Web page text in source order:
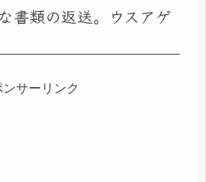
書類の返送。ウスアゲ
ンサーリンク